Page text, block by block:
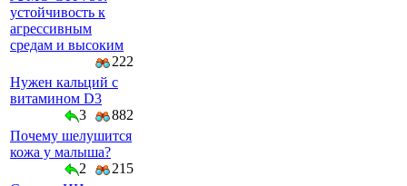
устойчивость к
агрессивным
средам и высоким
222
Нужен кальций с
витамином D3
3
882
Почему шелушится
кожа у малыша?
2
215